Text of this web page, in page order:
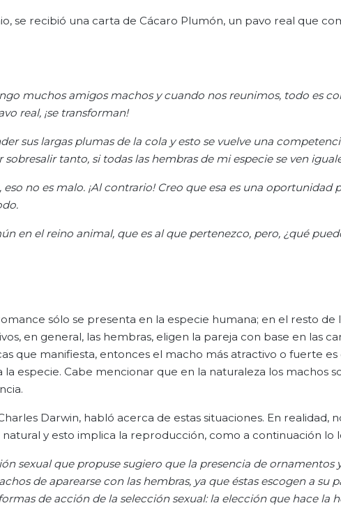
se recibió una carta de Cácaro Plumón, un pavo real que
muchos amigos machos y cuando nos reunimos, todo es
real, ¡se transforman!
sus largas plumas de la cola y esto se vuelve una
tanto, si todas las hembras de mi especie se ven
no es malo. ¡Al contrario! Creo que esa es una oportunidad
en el reino animal, que es al que pertenezco, pero, ¿qué
sólo se presenta en la especie humana; en el resto de
en general, las hembras, eligen la pareja con base en las
que manifiesta, entonces el macho más atractivo o fuerte
especie. Cabe mencionar que en la naturaleza los machos
Darwin, habló acerca de estas situaciones. En realidad,
y esto implica la reproducción, como a continuación lo
sexual que propuse sugiero que la presencia de ornamentos
de aparearse con las hembras, ya que éstas escogen a su
de acción de la selección sexual: la elección que hace la